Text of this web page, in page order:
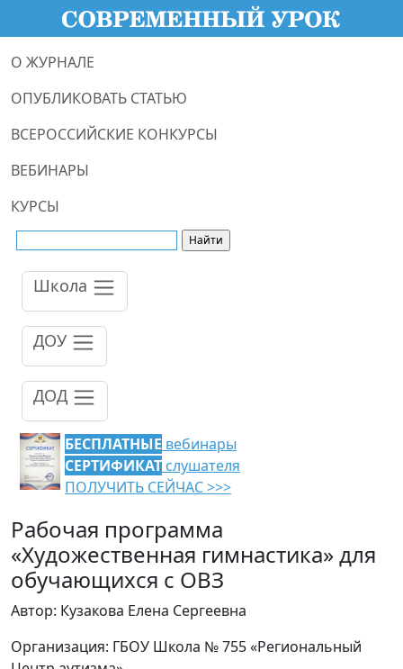
О ЖУРНАЛЕ
ОПУБЛИКОВАТЬ СТАТЬЮ
ВСЕРОССИЙСКИЕ КОНКУРСЫ
ВЕБИНАРЫ
КУРСЫ
Школа
ДОУ
ДОД
БЕСПЛАТНЫЕ вебинары
СЕРТИФИКАТ слушателя
ПОЛУЧИТЬ СЕЙЧАС >>>
Рабочая программа
«Художественная гимнастика» для
обучающихся с ОВЗ
Автор: Кузакова Елена Сергеевна
Организация: ГБОУ Школа № 755 «Региональный